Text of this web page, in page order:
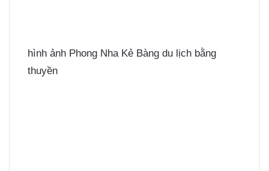
hình ảnh Phong Nha Kẻ Bàng du lịch bằng
thuyền